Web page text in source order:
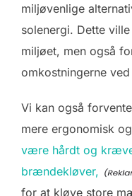
miljøvenlige
solenergi. Dette
miljøet, men også
omkostningerne
Vi kan også
mere ergonomisk
være hårdt og
brændekløver,
for at kløve store